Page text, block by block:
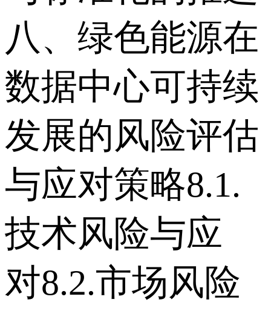
八、绿色能源在
数据中心可持续
发展的风险评估
与应对策略 8.1.
技术风险与应
对 8.2.市场风险